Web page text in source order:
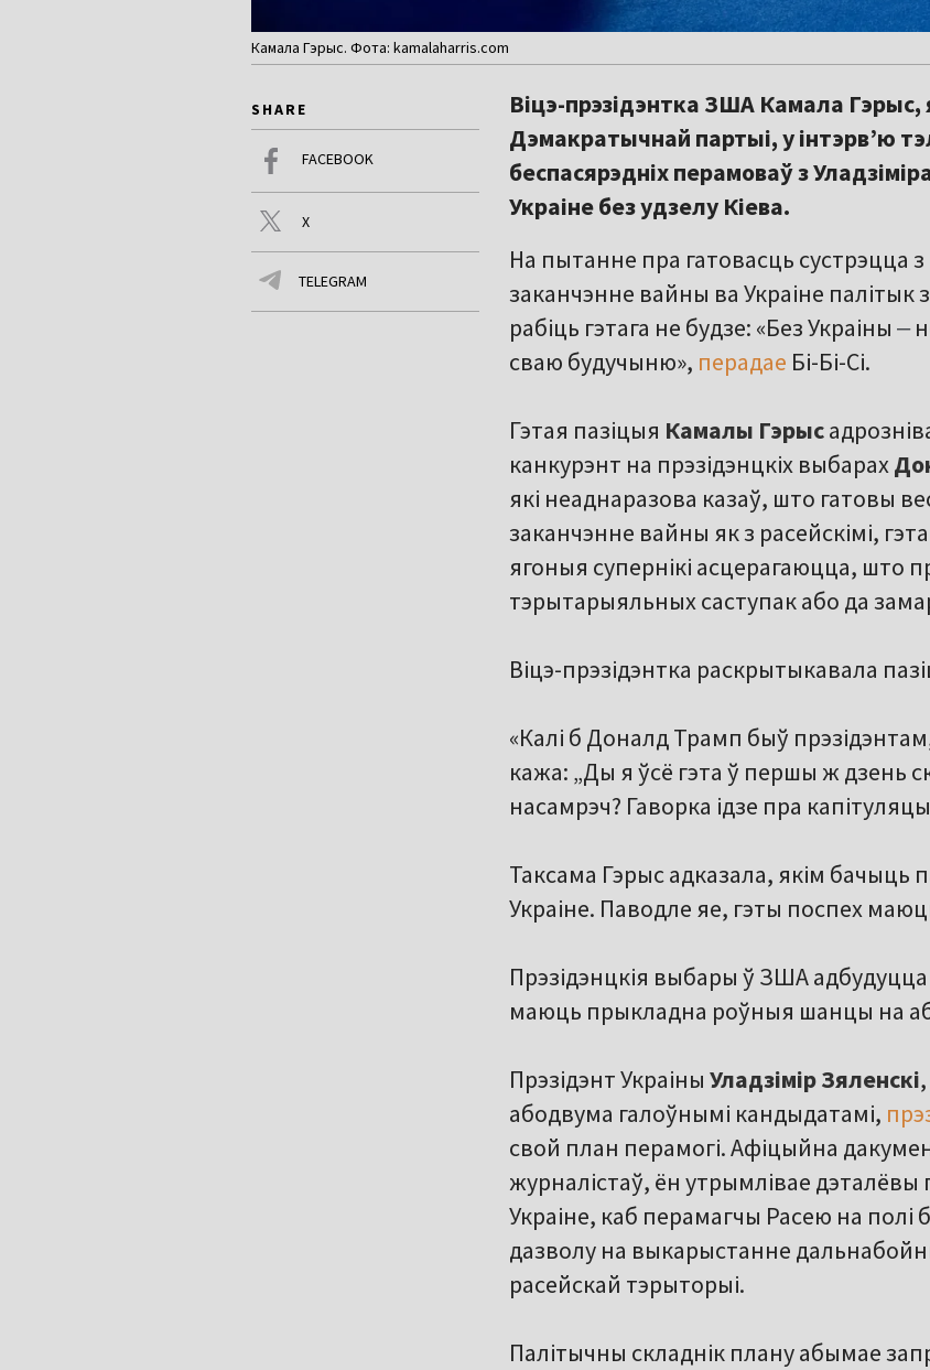
Камала Гэрыс. Фота: kamalaharris.com
SHARE
FACEBOOK
X
TELEGRAM
Віцэ-прэзідэнтка ЗША Камала
Дэмакратычнай партыі, у інтэрв’ю
беспасярэдніх перамоваў з
Украіне без удзелу Кіева.
На пытанне пра гатовасць сустрэцца
заканчэнне вайны ва Украіне палітык
рабіць гэтага не будзе: «Без Украіны ‒
сваю будучыню», перадае Бі-Бі-Сі.
Гэтая пазіцыя Камалы Гэрыс
канкурэнт на прэзідэнцкіх выбарах
які неаднаразова казаў, што гатовы
заканчэнне вайны як з расейскімі,
ягоныя супернікі асцерагаюцца, што
тэрытарыяльных саступак або да
Віцэ-прэзідэнтка раскрытыкавала
«Калі б Доналд Трамп быў
кажа: „Ды я ўсё гэта ў першы ж дзень
насамрэч? Гаворка ідзе пра
Таксама Гэрыс адказала, якім бачыць
Украіне. Паводле яе, гэты поспех
Прэзідэнцкія выбары ў ЗША адбудуцца
маюць прыкладна роўныя шанцы на
Прэзідэнт Украіны Уладзімір Зяленскі
абодвума галоўнымі кандыдатамі,
свой план перамогі. Афіцыйна
журналістаў, ён утрымлівае дэталёвы
Украіне, каб перамагчы Расею на
дазволу на выкарыстанне
расейскай тэрыторыі.
Палітычны складнік плану абымае